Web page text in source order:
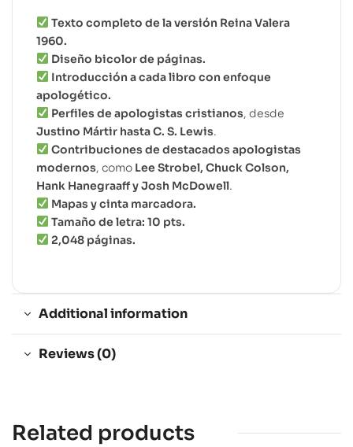
Texto completo de la versión Reina Valera
1960.
Diseño bicolor de páginas.
Introducción a cada libro con enfoque
apologético.
Perfiles de apologistas cristianos, desde
Justino Mártir hasta C. S. Lewis.
Contribuciones de destacados apologistas
modernos, como Lee Strobel, Chuck Colson,
Hank Hanegraaff y Josh McDowell.
Mapas y cinta marcadora.
Tamaño de letra: 10 pts.
2,048 páginas.
Additional information
Reviews (0)
Related products